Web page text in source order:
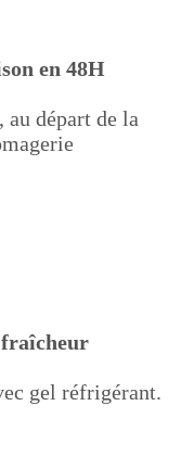
en 48H
au départ de la
gel réfrigérant.